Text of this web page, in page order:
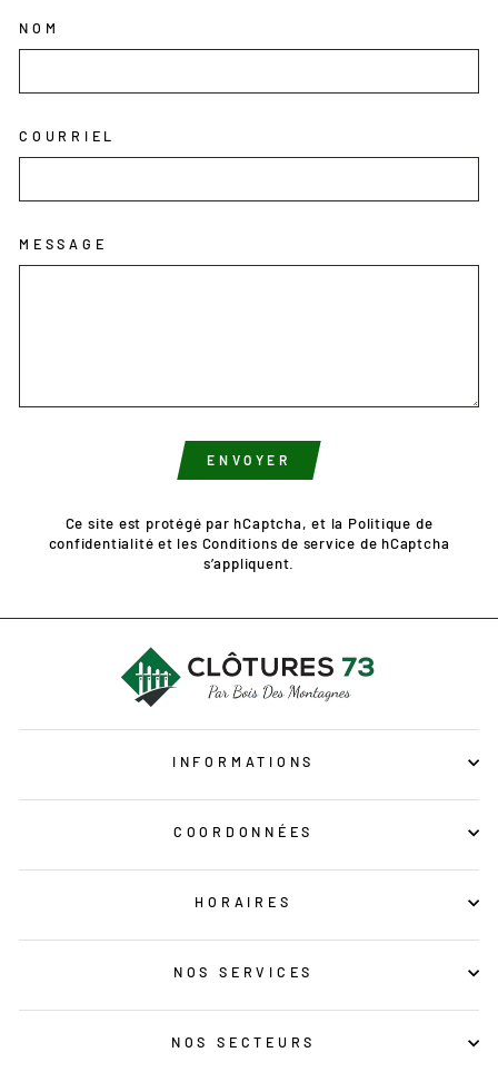
NOM
COURRIEL
MESSAGE
ENVOYER
Ce site est protégé par hCaptcha, et la Politique de
confidentialité et les Conditions de service de hCaptcha
s’appliquent.
INFORMATIONS
COORDONNÉES
HORAIRES
NOS SERVICES
NOS SECTEURS